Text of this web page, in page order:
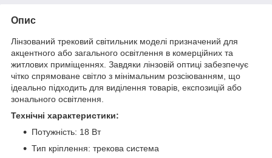
Опис
Лінзований трековий світильник моделі призначений для
акцентного або загального освітлення в комерційних та
житлових приміщеннях. Завдяки лінзовій оптиці забезпечує
чітко спрямоване світло з мінімальним розсіюванням, що
ідеально підходить для виділення товарів, експозицій або
зонального освітлення.
Технічні характеристики:
Потужність: 18 Вт
Тип кріплення: трекова система